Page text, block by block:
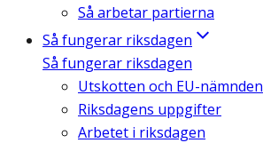
Så arbetar partierna
Så fungerar riksdagen
Så fungerar riksdagen
Utskotten och EU-nämnden
Riksdagens uppgifter
Arbetet i riksdagen